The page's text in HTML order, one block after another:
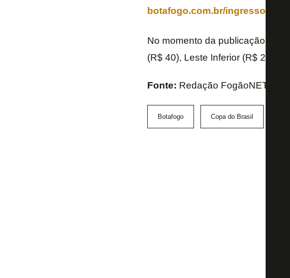
botafogo.com.br/ingresso
No momento da publicação
(R$ 40), Leste Inferior (R$ 200),
Fonte: Redação FogãoNET e
Botafogo Copa do Brasil